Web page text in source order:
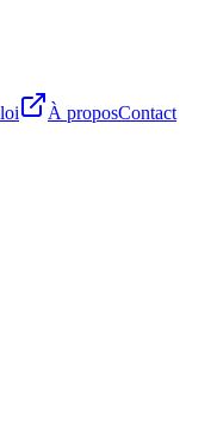
À proposContact